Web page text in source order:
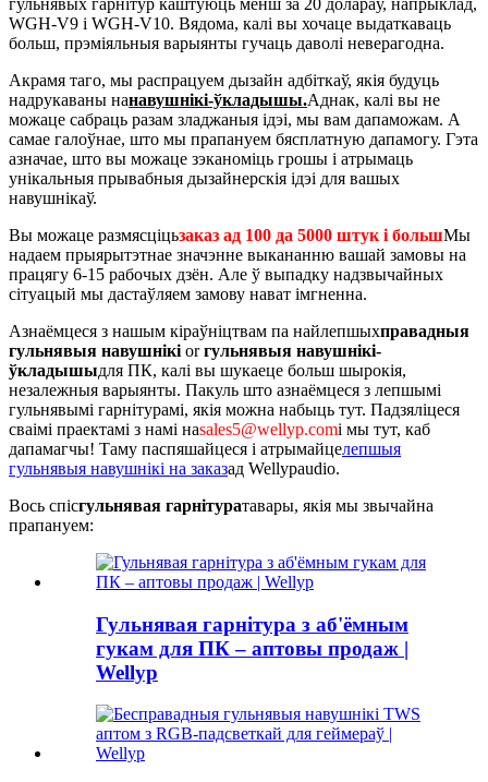
WGH-V9 і WGH-V10. Вядома, калі вы хочаце выдаткаваць
больш, прэміяльныя варыянты гучаць даволі неверагодна.
Акрамя таго, мы распрацуем дызайн адбіткаў, якія будуць
надрукаваны нанавушнікі-ўкладышы.Аднак, калі вы не
можаце сабраць разам зладжаныя ідэі, мы вам дапаможам. А
самае галоўнае, што мы прапануем бясплатную дапамогу. Гэта
азначае, што вы можаце зэканоміць грошы і атрымаць
унікальныя прывабныя дызайнерскія ідэі для вашых
навушнікаў.
Вы можаце размясціцьзаказ ад 100 да 5000 штук і большМы
надаем прыярытэтнае значэнне выкананню вашай замовы на
працягу 6-15 рабочых дзён. Але ў выпадку надзвычайных
сітуацый мы дастаўляем замову нават імгненна.
Азнаёмцеся з нашым кіраўніцтвам па найлепшыхправадныя
гульнявыя навушнікі orгульнявыя навушнікі-
ўкладышыдля ПК, калі вы шукаеце больш шырокія,
незалежныя варыянты. Пакуль што азнаёмцеся з лепшымі
гульнявымі гарнітурамі, якія можна набыць тут. Падзяліцеся
сваімі праектамі з намі наsales5@wellyp.comі мы тут, каб
дапамагчы! Таму паспяшайцеся і атрымайцелепшыя
гульнявыя навушнікі на заказад Wellypaudio.
Вось спісгульнявая гарнітуратавары, якія мы звычайна
прапануем:
Гульнявая гарнітура з аб'ёмным
гукам для ПК – аптовы продаж |
Wellyp